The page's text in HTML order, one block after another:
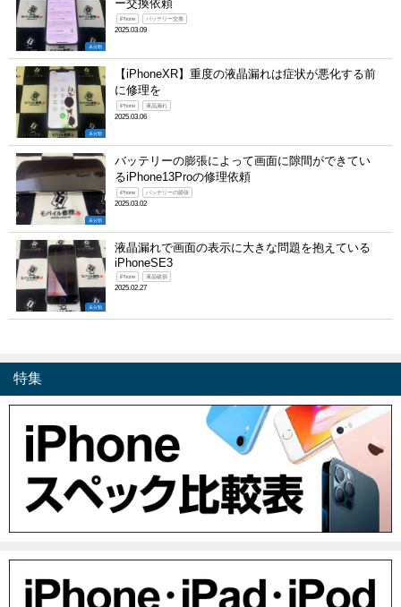
未分類
ー交換依頼
iPhone バッテリー交換
2025.03.09
未分類
【iPhoneXR】重度の液晶漏れは症状が悪化する前
に修理を
iPhone 液晶漏れ
2025.03.06
未分類
バッテリーの膨張によって画面に隙間ができてい
るiPhone13Proの修理依頼
iPhone バッテリーの膨張
2025.03.02
未分類
液晶漏れで画面の表示に大きな問題を抱えている
iPhoneSE3
iPhone 液晶破損
2025.02.27
特集